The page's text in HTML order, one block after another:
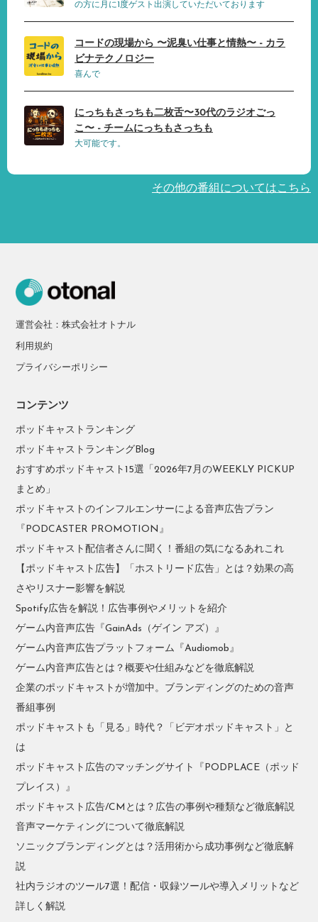
の方に月に1度ゲスト出演していただいております
コードの現場から 〜泥臭い仕事と情熱〜 - カラ
ビナテクノロジー
喜んで
にっちもさっちも二枚舌〜30代のラジオごっ
こ〜 - チームにっちもさっちも
大可能です。
その他の番組についてはこちら
運営会社：株式会社オトナル
利用規約
プライバシーポリシー
コンテンツ
ポッドキャストランキング
ポッドキャストランキングBlog
おすすめポッドキャスト15選「2026年7月のWEEKLY PICKUP
まとめ」
ポッドキャストのインフルエンサーによる音声広告プラン
『PODCASTER PROMOTION』
ポッドキャスト配信者さんに聞く！番組の気になるあれこれ
【ポッドキャスト広告】「ホストリード広告」とは？効果の高
さやリスナー影響を解説
Spotify広告を解説！広告事例やメリットを紹介
ゲーム内音声広告『GainAds（ゲイン アズ）』
ゲーム内音声広告プラットフォーム『Audiomob』
ゲーム内音声広告とは？概要や仕組みなどを徹底解説
企業のポッドキャストが増加中。ブランディングのための音声
番組事例
ポッドキャストも「見る」時代？「ビデオポッドキャスト」と
は
ポッドキャスト広告のマッチングサイト『PODPLACE（ポッド
プレイス）』
ポッドキャスト広告/CMとは？広告の事例や種類など徹底解説
音声マーケティングについて徹底解説
ソニックブランディングとは？活用術から成功事例など徹底解
説
社内ラジオのツール7選！配信・収録ツールや導入メリットなど
詳しく解説